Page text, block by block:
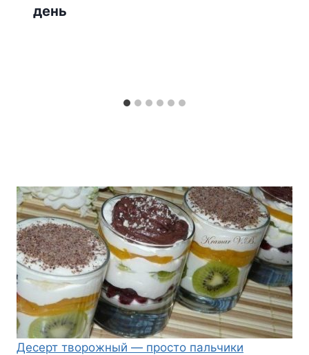
день
Десерт творожный — просто пальчики